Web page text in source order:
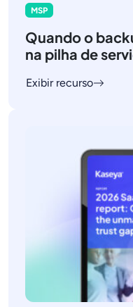
MSP
Quando o
na pilha de
Exibir recurso